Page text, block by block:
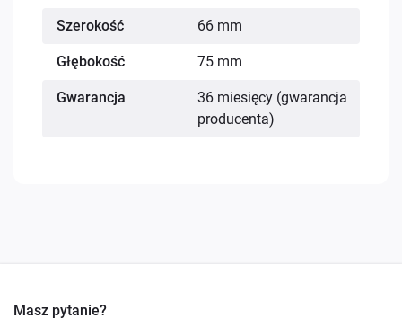
Szerokość 66 mm
Głębokość 75 mm
Gwarancja
36 miesięcy (gwarancja
producenta)
Masz pytanie?